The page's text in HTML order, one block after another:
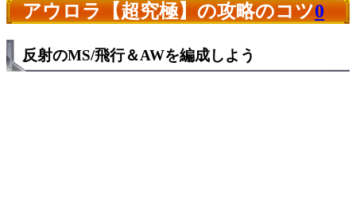
アウロラ【超究極】の攻略のコツ0
反射のMS/飛行＆AWを編成しよう